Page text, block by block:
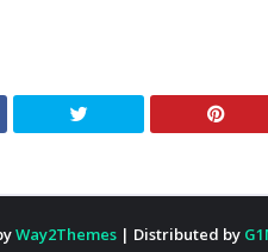
Way2Themes | Distributed by